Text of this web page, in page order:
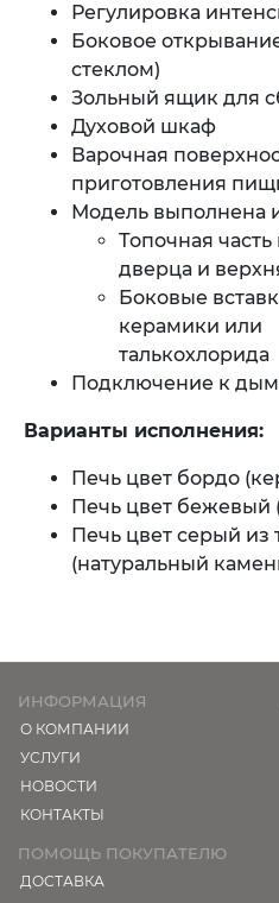
Регулировка
Боковое
стеклом)
Зольный ящик для
Духовой шкаф
Варочная
приготовления
Модель выполнена
Топочная часть
дверца и
Боковые
керамики или
талькохлорида
Подключение к
Варианты исполнения:
Печь цвет бордо
Печь цвет бежевый
Печь цвет серый из
(натуральный
ИНФОРМАЦИЯ
О КОМПАНИИ
УСЛУГИ
НОВОСТИ
КОНТАКТЫ
ПОМОЩЬ ПОКУПАТЕЛЮ
ДОСТАВКА